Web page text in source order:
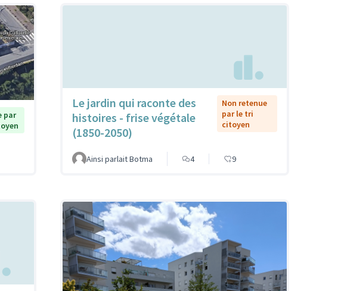
par
Le jardin qui raconte des
histoires - frise végétale
(1850-2050)
Non retenue
par le tri
citoyen
Ainsi parlait Botma 4 9